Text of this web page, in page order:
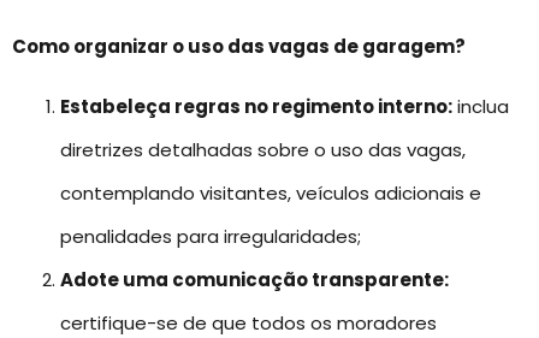
Como organizar o uso das vagas de garagem?
Estabeleça regras no regimento interno:inclua
diretrizes detalhadas sobre o uso das vagas,
contemplando visitantes, veículos adicionais e
penalidades para irregularidades;
Adote uma comunicação transparente:
certifique-se de que todos os moradores